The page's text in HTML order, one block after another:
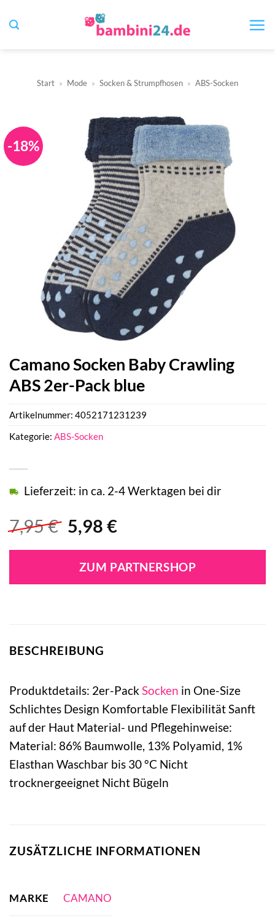
Inhalt
Start » Mode » Socken & Strumpfhosen » ABS-Socken
-18%
Camano Socken Baby Crawling
ABS 2er-Pack blue
7,95€ Ursprünglicher
war:
7,95 €
5,98 €Aktueller
ist:
5,98 €.
Lieferzeit: in ca. 2-4 Werktagen bei dir
ZUM PARTNERSHOP
Artikelnummer: 4052171231239
Kategorie: ABS-Socken
BESCHREIBUNG
Produktdetails: 2er-Pack Socken in One-Size
Schlichtes Design Komfortable Flexibilität Sanft
auf der Haut Material- und Pflegehinweise:
Material: 86% Baumwolle, 13% Polyamid, 1%
Elasthan Waschbar bis 30 °C Nicht
trocknergeeignet Nicht Bügeln
ZUSÄTZLICHE INFORMATIONEN
MARKE CAMANO